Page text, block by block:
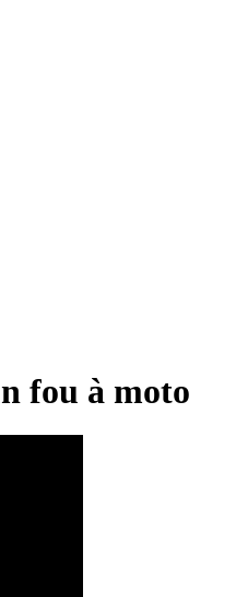
fou à moto